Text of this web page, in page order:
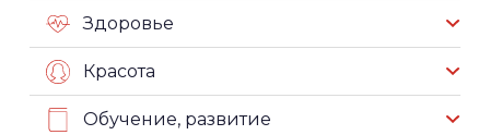
Здоровье
Красота
Обучение, развитие